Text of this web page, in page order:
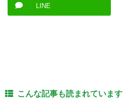
LINE
こんな記事も読まれています